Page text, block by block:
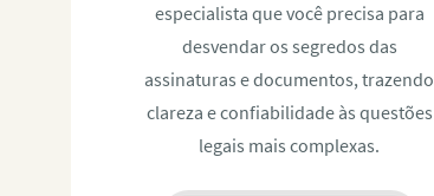
especialista que você precisa para
desvendar os segredos das
assinaturas e documentos, trazendo
clareza e confiabilidade às questões
legais mais complexas.